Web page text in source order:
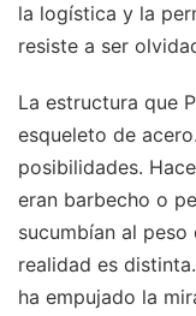
la logística y la
resiste a ser
La estructura que
esqueleto de
posibilidades.
eran barbecho o
sucumbían al
realidad es
ha empujado la